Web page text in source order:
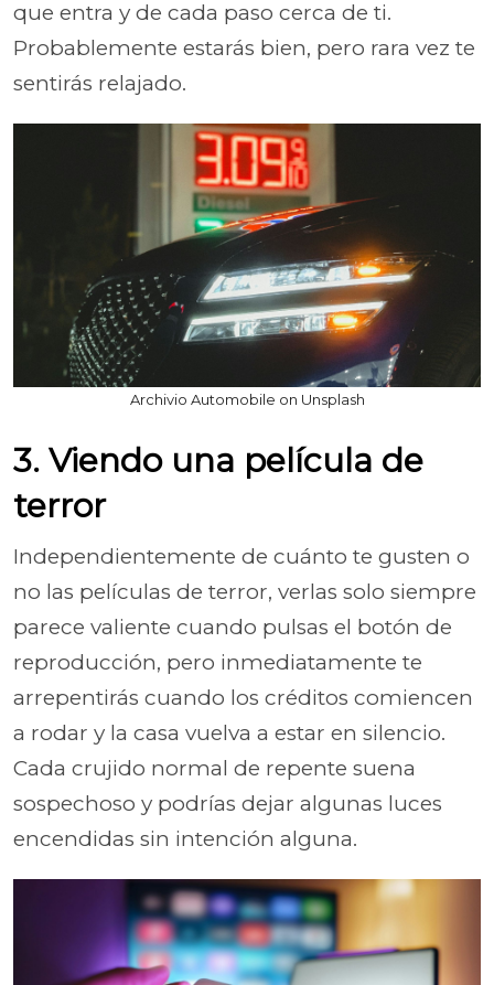
que entra y de cada paso cerca de ti.
Probablemente estarás bien, pero rara vez te
sentirás relajado.
Archivio Automobile on Unsplash
3. Viendo una película de
terror
Independientemente de cuánto te gusten o
no las películas de terror, verlas solo siempre
parece valiente cuando pulsas el botón de
reproducción, pero inmediatamente te
arrepentirás cuando los créditos comiencen
a rodar y la casa vuelva a estar en silencio.
Cada crujido normal de repente suena
sospechoso y podrías dejar algunas luces
encendidas sin intención alguna.